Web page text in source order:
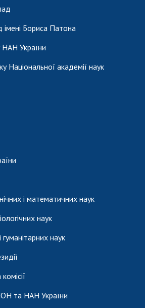
імені Бориса Патона
НАН України
Національної академії наук
і математичних наук
наук
гуманітарних наук
та НАН України